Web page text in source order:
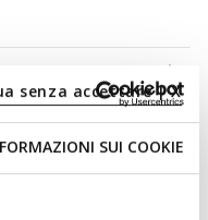
SUI COOKIE
senza accettare | X